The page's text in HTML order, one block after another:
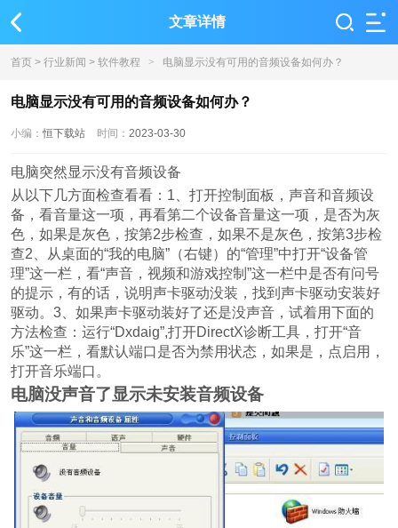
文章详情
首页 > 行业新闻 > 软件教程 > 电脑显示没有可用的音频设备如何办？
电脑显示没有可用的音频设备如何办？
小编：恒下载站 时间： 2023-03-30
电脑突然显示没有音频设备
从以下几方面检查看看：1、打开控制面板，声音和音频设
备，看音量这一项，再看第二个设备音量这一项，是否为灰
色，如果是灰色，按第2步检查，如果不是灰色，按第3步检
查2、从桌面的“我的电脑”（右键）的“管理”中打开“设备管
理”这一栏，看“声音，视频和游戏控制”这一栏中是否有问号
的提示，有的话，说明声卡驱动没装，找到声卡驱动安装好
驱动。3、如果声卡驱动装好了还是没声音，试着用下面的
方法检查：运行“Dxdaig”,打开DirectX诊断工具，打开“音
乐”这一栏，看默认端口是否为禁用状态，如果是，点启用，
打开音乐端口。
电脑没声音了显示未安装音频设备